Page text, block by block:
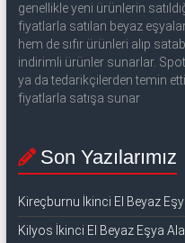
genellikle yeni ürünlerin
fiyatlarla satılan beyaz
hem de sıfır ürünleri alıp
indirimli ürünler sunarlar.
ya da tedarikçilerden temin
fiyatlarla satışa sunar
Son Yazılarımız
Kireçburnu İkinci El Beyaz
Kilyos İkinci El Beyaz Eşya